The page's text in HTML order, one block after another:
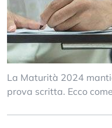
La Maturità 2024
prova scritta. Ecco